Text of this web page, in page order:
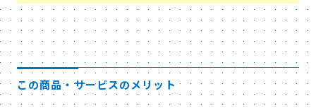
この商品・サービスのメリット